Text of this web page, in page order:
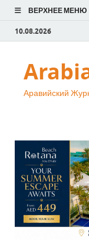
ВЕРХНЕЕ МЕНЮ
10.08.2026
Аравийский